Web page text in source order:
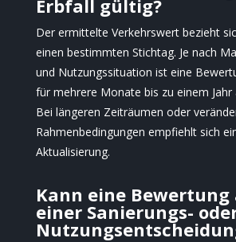
Erbfall gültig?
Der ermittelte Verkehrswert bezieht
einen bestimmten Stichtag. Je nach
und Nutzungssituation ist eine
für mehrere Monate bis zu einem Jahr
Bei längeren Zeiträumen oder
Rahmenbedingungen empfiehlt sich
Aktualisierung.
Kann eine Bewertung
einer Sanierungs-